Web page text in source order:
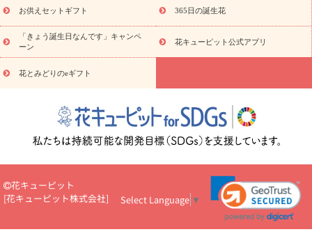
ド
お花の種類 トルコキキョウ
お祝い お祝い・3000円～ お祝い・4000円～
お祝い・
5000円～
お祝い・7000円～ お祝い・ 10000円～
お供え・お
悔やみ
円～
お供え・お悔やみ・
いのマナー
定年退職祝いのマナー
お祝いを贈るときのマナー・
花キューピットのお祝いコラム一覧
誕生日のお花を「色
彩心理学」で選ぶ方法
結婚祝いの予算相場
出産祝いお役立ち情
ール
新築引っ越し祝いコラム お祝い花のマナー総まとめ
職
場上司や先輩へ贈るお祝い花の正解は？
開店祝いの花 選び方ガイ
お供えを贈るときのマナー・ルール
花キューピットのお供え・
お供えセットギフト 365日の誕生花
「きょう誕生日なんです」キャンペ
ーン
花キューピット公式アプリ
花とみどりのeギフト
花キューピット
[花キューピット株式会社] Select Language ▼